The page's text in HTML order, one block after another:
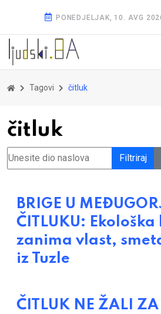
PONEDJELJAK, 10. AVG
Tagovi čitluk
čitluk
Unesite dio naslova Filtriraj
BRIGE U
ČITLUKU:
zanima vlast,
iz Tuzle
ČITLUK NE ŽALI ZA